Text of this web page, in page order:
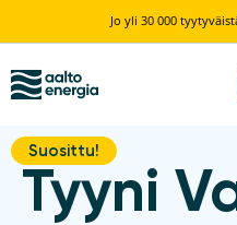
Jo yli 30 000
Suosittu!
Tyyni